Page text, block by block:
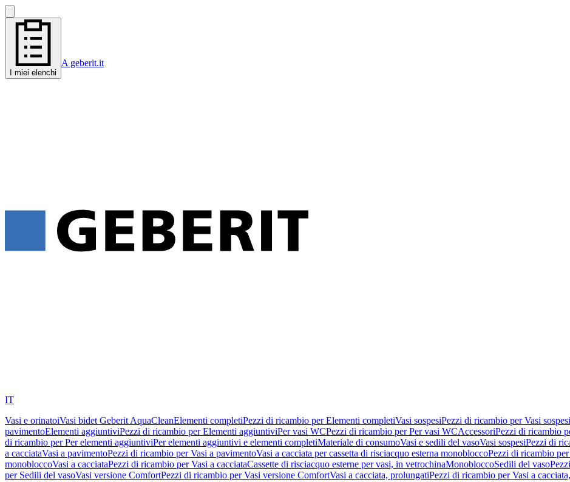
I miei elenchi
A geberit.it
IT
Vasi e orinatoiVasi bidet Geberit AquaCleanElementi completiPezzi di ricambio per Elementi completiVasi sospesiPezzi di ricambio per Vasi sospesi
pavimentoElementi aggiuntiviPezzi di ricambio per Elementi aggiuntiviPer vasi WCPezzi di ricambio per Per vasi WCAccessoriPezzi di ricambio
di ricambio per Per elementi aggiuntiviPer elementi aggiuntivi e elementi completiMateriale di consumoVasi e sedili del vasoVasi sospesiPezzi di
a cacciataVasi a pavimentoPezzi di ricambio per Vasi a pavimentoVasi a cacciata per cassetta di risciacquo esterna monobloccoPezzi di ricambio per
monobloccoVasi a cacciataPezzi di ricambio per Vasi a cacciataCassette di risciacquo esterne per vasi, in vetrochinaMonobloccoSedili del vaso
per Sedili del vasoVasi versione ComfortPezzi di ricambio per Vasi versione ComfortVasi a cacciata, prolungatiPezzi di ricambio per Vasi a